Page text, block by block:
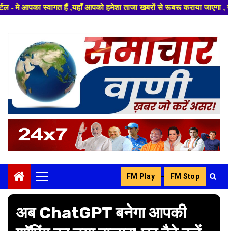
आपको हमेशा ताजा खबरों से रूबरू कराया जाएगा , खबर ओर विज्ञापन के
content
Primary
Menu
FM Play - FM Stop
अब ChatGPT बनेगा आपकी